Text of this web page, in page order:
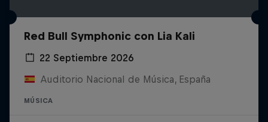
Red Bull Symphonic con Lia Kali
22 Septiembre 2026
Auditorio Nacional de Música, España
MÚSICA